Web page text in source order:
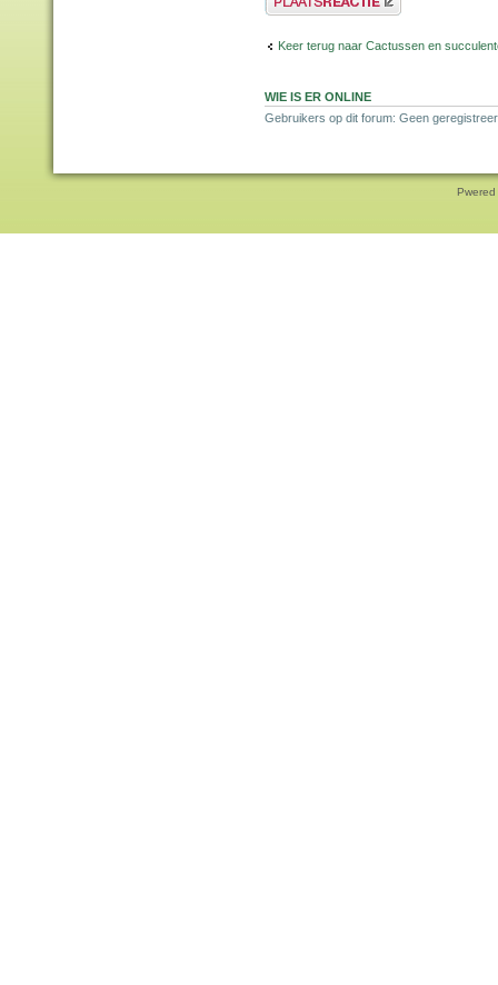
Keer terug naar Cactussen en
WIE IS ER ONLINE
Gebruikers op dit forum: Geen